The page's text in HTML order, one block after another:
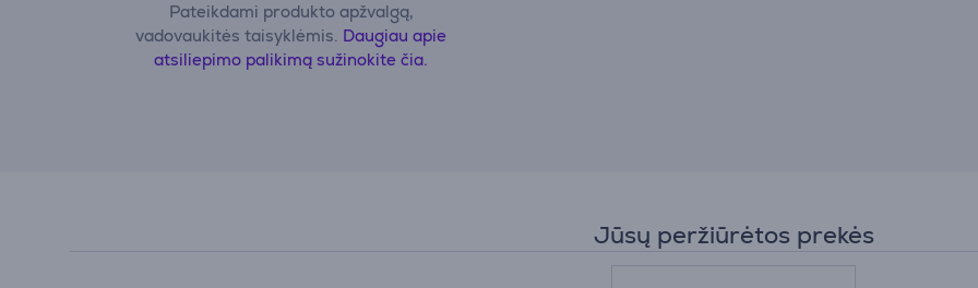
Pateikdami produkto apžvalgą,
vadovaukitės taisyklėmis. Daugiau apie
atsiliepimo palikimą sužinokite čia.
Jūsų peržiūrėtos prekės